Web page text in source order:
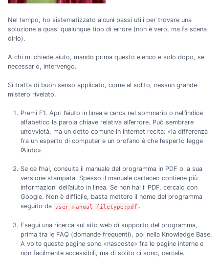
Nel tempo, ho sistematizzato alcuni passi utili per trovare una
soluzione a quasi qualunque tipo di errore (non è vero, ma fa scena
dirlo).
A chi mi chiede aiuto, mando prima questo elenco e solo dopo, se
necessario, intervengo.
Si tratta di buon senso applicato, come al solito, nessun grande
mistero rivelato.
Premi F1. Apri l’aiuto in linea e cerca nel sommario o nell’indice
alfabetico la parola chiave relativa all’errore. Può sembrare
un’ovvietà, ma un detto comune in internet recita: «la differenza
fra un esperto di computer e un profano è che l’esperto legge
l’Aiuto».
Se ce l’hai, consulta il manuale del programma in PDF o la sua
versione stampata. Spesso il manuale cartaceo contiene più
informazioni dell’aiuto in linea. Se non hai il PDF, cercalo con
Google. Non è difficile, basta mettere il nome del programma
seguito da
user manual filetype:pdf .
Esegui una ricerca sul sito web di supporto del programma,
prima tra le FAQ (domande frequenti), poi nella Knowledge Base.
A volte queste pagine sono «nascoste» fra le pagine interne e
non facilmente accessibili, ma di solito ci sono, cercale.